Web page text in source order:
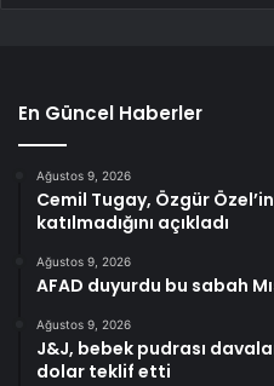
En Güncel Haberler
Ağustos 9, 2026
Cemil Tugay, Özgür
katılmadığını açıkladı
Ağustos 9, 2026
AFAD duyurdu bu sabah
Ağustos 9, 2026
J&J, bebek pudrası
dolar teklif etti